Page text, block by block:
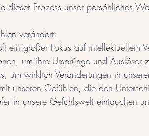
dieser Prozess unser persönliches
verändert:
ein großer Fokus auf intellektuellem
um ihre Ursprünge und
um wirklich Veränderungen in
unseren Gefühlen, die den
in unsere Gefühlswelt eintauchen